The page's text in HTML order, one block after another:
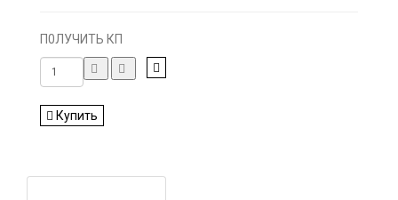
П0ЛУЧИТЬ КП
Купить